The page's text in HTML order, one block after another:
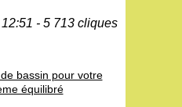
- 5 713 cliques
bassin pour votre
équilibré